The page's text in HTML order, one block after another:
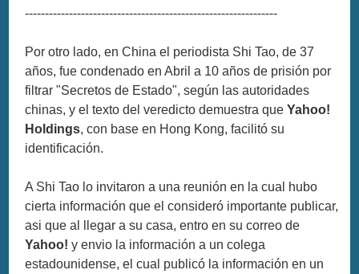
---------------------------------------------------------------
Por otro lado, en China el periodista Shi Tao, de 37
años, fue condenado en Abril a 10 años de prisión por
filtrar "Secretos de Estado", según las autoridades
chinas, y el texto del veredicto demuestra queYahoo!
Holdings, con base en Hong Kong, facilitó su
identificación.
A Shi Tao lo invitaron a una reunión en la cual hubo
cierta información que el consideró importante publicar,
asi que al llegar a su casa, entro en su correo de
Yahoo!y envio la información a un colega
estadounidense, el cual publicó la información en un